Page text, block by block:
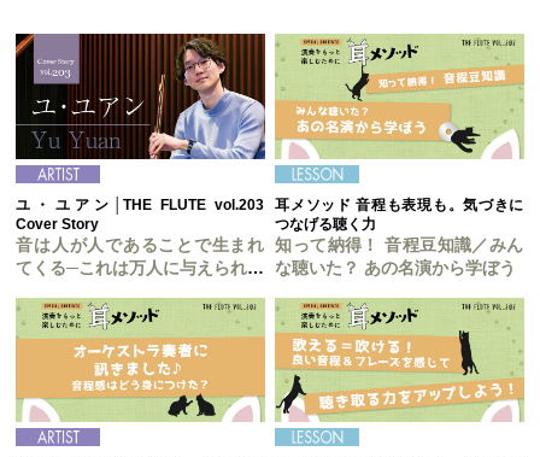
ユ・ユアン│THE FLUTE vol.203
Cover Story
音は人が人であることで生まれ
てくる─これは万人に与えられた
耳メソッド 音程も表現も。気づきに
つなげる聴く力
知って納得！ 音程豆知識／みん
な聴いた？ あの名演から学ぼう